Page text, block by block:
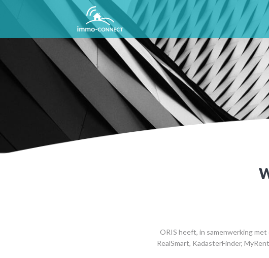
ORIS heeft, in samenwerking
RealSmart, KadasterFinder,